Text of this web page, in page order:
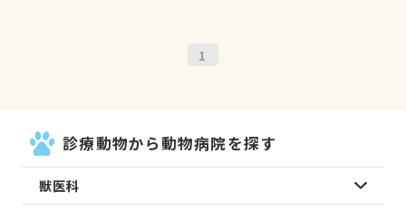
1
診療動物から動物病院を探す
獣医科